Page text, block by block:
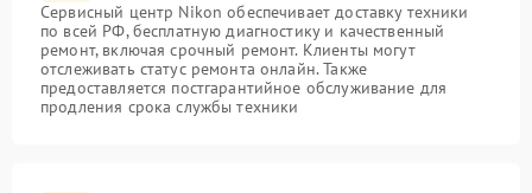
Сервисный центр Nikon обеспечивает доставку техники
по всей РФ, бесплатную диагностику и качественный
ремонт, включая срочный ремонт. Клиенты могут
отслеживать статус ремонта онлайн. Также
предоставляется постгарантийное обслуживание для
продления срока службы техники